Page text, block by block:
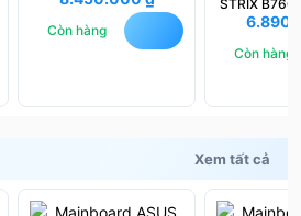
Còn hàng
STRIX
WIFI
Còn hàng
Xem tất cả